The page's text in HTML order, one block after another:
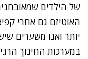
של הילדים
האוטיזם גם אחרי
יותר ואנו משערים
במערכות החינוך